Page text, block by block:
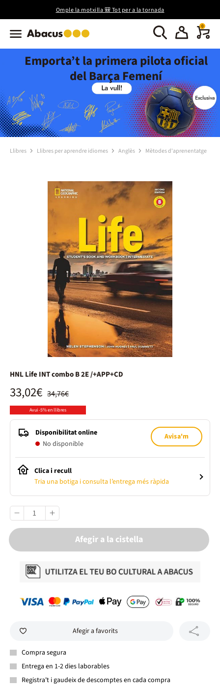
Omple la motxilla 🎒 Tot per a la tornada
0
Emporta’t la primera pilota oficial
del Barça Femení
Llibres Llibres per aprendre idiomes Anglès Mètodes d'aprenentatge
HNL Life INT combo B 2E /+APP+CD
34,76€
33,02€
Avui -5% en llibres
Disponibilitat online
No disponible
Avisa'm
Clica i recull
Tria una botiga i consulta l’entrega més ràpida
Afegir a la cistella
Afegir a favorits
Compra segura
Entrega en 1-2 dies laborables
Registra't i gaudeix de descomptes en cada compra